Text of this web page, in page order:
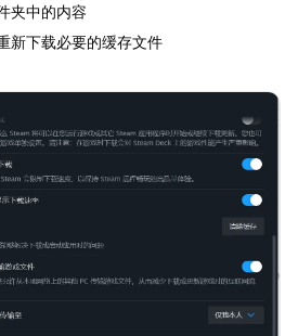
夹中的内容
新下载必要的缓存文件